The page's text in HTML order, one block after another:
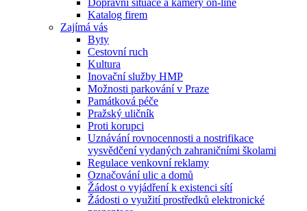
Dopravní situace a kamery on-line
Katalog firem
Zajímá vás
Byty
Cestovní ruch
Kultura
Inovační služby HMP
Možnosti parkování v Praze
Památková péče
Pražský uličník
Proti korupci
Uznávání rovnocennosti a nostrifikace
vysvědčení vydaných zahraničními školami
Regulace venkovní reklamy
Označování ulic a domů
Žádost o vyjádření k existenci sítí
Žádosti o využití prostředků elektronické